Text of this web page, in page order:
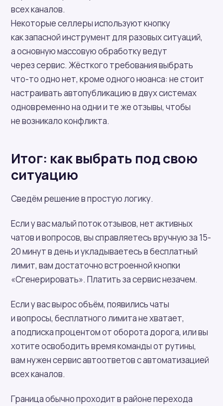
всех каналов.
Некоторые селлеры используют кнопку
как запасной инструмент для разовых ситуаций,
а основную массовую обработку ведут
через сервис. Жёсткого требования выбрать
что-то одно нет, кроме одного нюанса: не стоит
настраивать автопубликацию в двух системах
одновременно на одни и те же отзывы, чтобы
не возникало конфликта.
Итог: как выбрать под свою
ситуацию
Сведём решение в простую логику.
Если у вас малый поток отзывов, нет активных
чатов и вопросов, вы справляетесь вручную за 15-
20 минут в день и укладываетесь в бесплатный
лимит, вам достаточно встроенной кнопки
«Сгенерировать». Платить за сервис незачем.
Если у вас вырос объём, появились чаты
и вопросы, бесплатного лимита не хватает,
а подписка процентом от оборота дорога, или вы
хотите освободить время команды от рутины,
вам нужен сервис автоответов с автоматизацией
всех каналов.
Граница обычно проходит в районе перехода